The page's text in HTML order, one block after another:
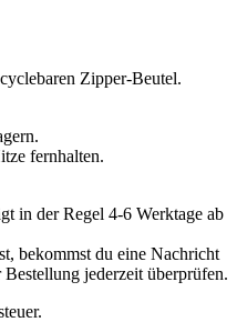
Zipper-Beutel.
fernhalten.
in der Regel 4-6 Werktage ab
bekommst du eine Nachricht
Bestellung jederzeit überprüfen.